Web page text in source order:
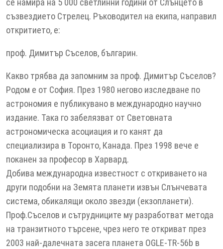
се намира на 5 000 светлинни години от Слънцето в
съзвездието Стрелец. Ръководител на екипа, направил
откритието, е:
проф. Димитър Съселов, българин.
Какво трябва да запомним за проф. Димитър Съселов?
Родом е от София. През 1980 негово изследване по
астрономия е публикувано в международно научно
издание. Така го забелязват от Световната
астрономическа асоциация и го канят да
специализира в Торонто, Канада. През 1998 вече е
поканен за професор в Харвард.
Добива международна известност с откриването на
други подобни на Земята планети извън Слънчевата
система, обикалящи около звезди (екзопланети).
Проф.Съселов и сътрудниците му разработват метода
на транзитното търсене, чрез него те откриват през
2003 най-далечната засега планета OGLE-TR-56b в